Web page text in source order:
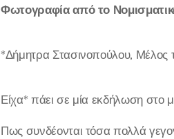
Φωτογραφία από το
*Δήμητρα Στασινοπούλου, Μέλος
Είχα* πάει σε μία εκδήλωση στο
Πως συνδέονται τόσα πολλά